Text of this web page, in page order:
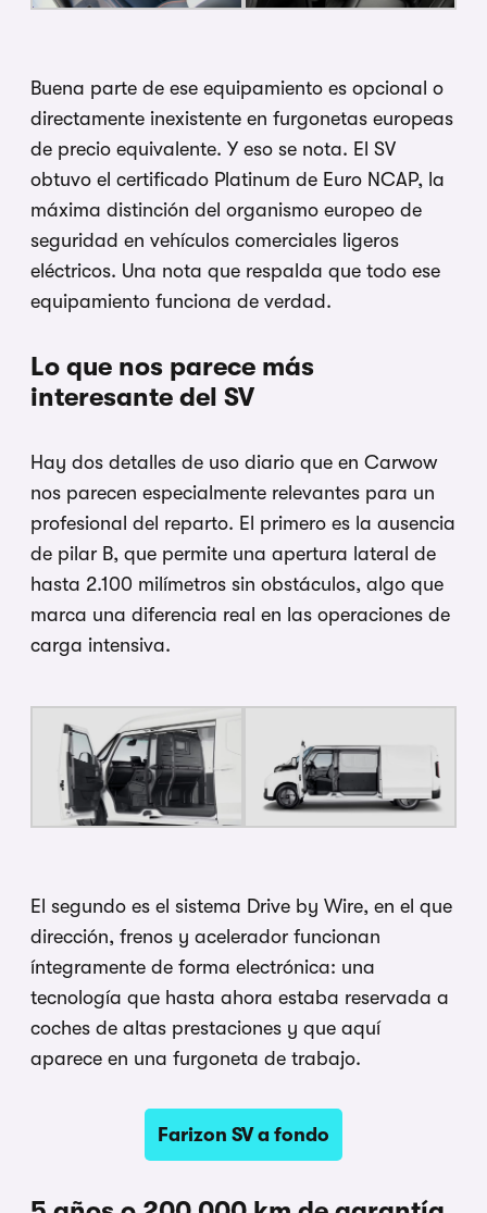
Buena parte de ese equipamiento es opcional o
directamente inexistente en furgonetas europeas
de precio equivalente. Y eso se nota. El SV
obtuvo el certificado Platinum de Euro NCAP, la
máxima distinción del organismo europeo de
seguridad en vehículos comerciales ligeros
eléctricos. Una nota que respalda que todo ese
equipamiento funciona de verdad.
Lo que nos parece más
interesante del SV
Hay dos detalles de uso diario que en Carwow
nos parecen especialmente relevantes para un
profesional del reparto. El primero es la ausencia
de pilar B, que permite una apertura lateral de
hasta 2.100 milímetros sin obstáculos, algo que
marca una diferencia real en las operaciones de
carga intensiva.
El segundo es el sistema Drive by Wire, en el que
dirección, frenos y acelerador funcionan
íntegramente de forma electrónica: una
tecnología que hasta ahora estaba reservada a
coches de altas prestaciones y que aquí
aparece en una furgoneta de trabajo.
Farizon SV a fondo